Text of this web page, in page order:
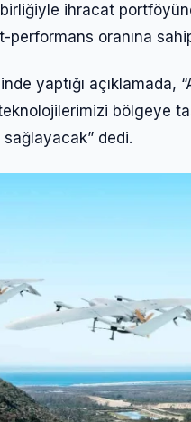
ihracat
oranına
yaptığı açıklamada,
bölgeye
dedi.
Giriş Yap